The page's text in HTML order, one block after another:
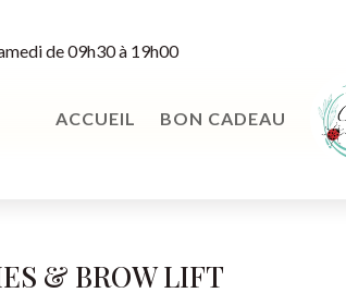
de 09h30 à 19h00
ACCUEIL BON CADEAU
& BROW LIFT